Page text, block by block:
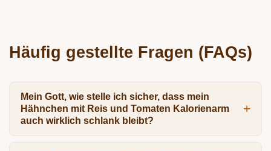
Häufig gestellte Fragen (FAQs)
Mein Gott, wie stelle ich sicher, dass mein
Hähnchen mit Reis und Tomaten Kalorienarm
auch wirklich schlank bleibt?